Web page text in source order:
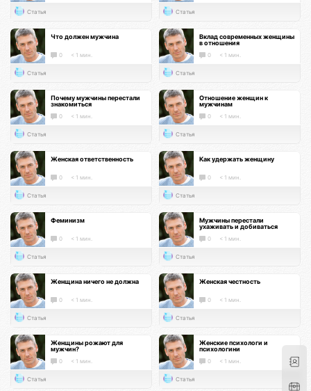
Статья Статья
Что должен мужчина
0 < 1 мин.
Статья
Вклад современных женщины
в отношения
0 < 1 мин.
Статья
Почему мужчины перестали
знакомиться
0 < 1 мин.
Статья
Отношение женщин к
мужчинам
0 < 1 мин.
Статья
Женская ответственность
0 < 1 мин.
Статья
Как удержать женщину
0 < 1 мин.
Статья
Феминизм
0 < 1 мин.
Статья
Мужчины перестали
ухаживать и добиваться
0 < 1 мин.
Статья
Женщина ничего не должна
0 < 1 мин.
Статья
Женская честность
0 < 1 мин.
Статья
Женщины рожают для
мужчин?
0 < 1 мин.
Статья
Женские психологи и
психологини
0 < 1 мин.
Статья